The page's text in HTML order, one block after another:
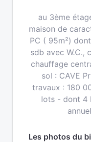
au 3ème
maison de
PC ( 95m²)
sdb avec W.C.,
chauffage
sol : CAVE
travaux : 180
lots - dont 4
Les photos du